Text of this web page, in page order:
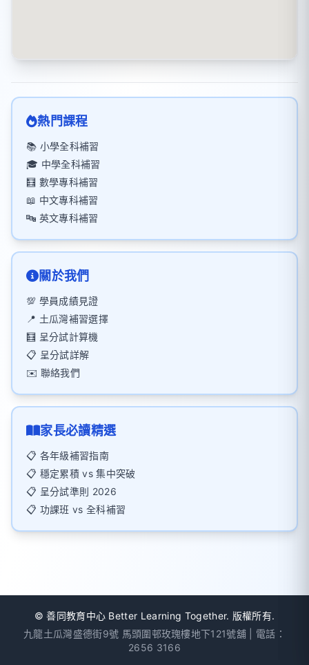
熱門課程
📚 小學全科補習
🎓 中學全科補習
🧮 數學專科補習
📖 中文專科補習
🔤 英文專科補習
關於我們
💯 學員成績見證
📍 土瓜灣補習選擇
🧮 呈分試計算機
📋 呈分試詳解
✉️ 聯絡我們
家長必讀精選
📋 各年級補習指南
📋 穩定累積 vs 集中突破
📋 呈分試準則 2026
📋 功課班 vs 全科補習
©善同教育中心 Better Learning Together. 版權所有.
九龍土瓜灣盛德街9號 馬頭圍邨玫瑰樓地下121號舖 | 電話：
2656 3166